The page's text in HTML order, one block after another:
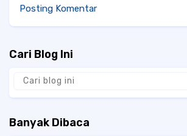
Posting Komentar
Cari Blog Ini
Banyak Dibaca